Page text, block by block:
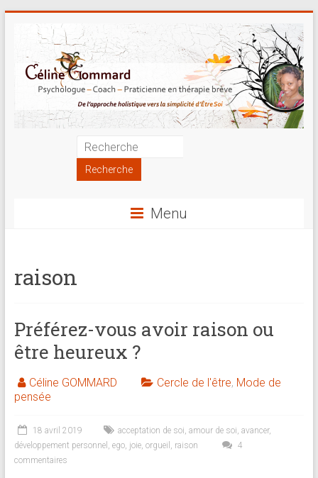
content
Psychologue
en
thérapie
brève
holistique
:
coach
Menu
raison
Préférez-vous avoir raison ou
être heureux ?
Céline GOMMARD Cercle de l'être, Mode de
pensée
18 avril 2019 acceptation de soi, amour de soi, avancer,
développement personnel , ego, joie, orgueil , raison
4
commentaires